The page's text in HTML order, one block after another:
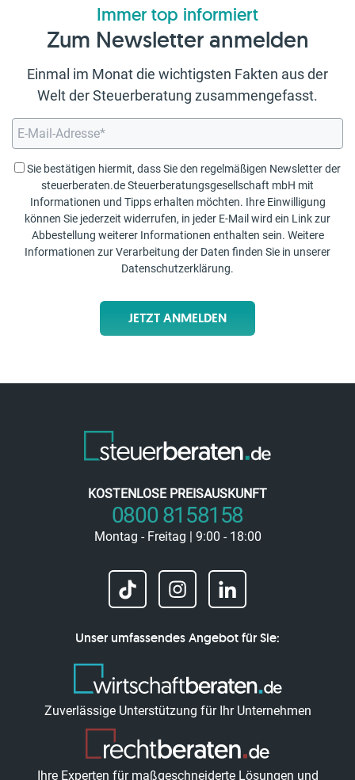
Immer top informiert
Zum Newsletter anmelden
Einmal im Monat die wichtigsten Fakten aus der
Welt der Steuerberatung zusammengefasst.
Sie bestätigen hiermit, dass Sie den regelmäßigen Newsletter der
steuerberaten.de Steuerberatungsgesellschaft mbH mit
Informationen und Tipps erhalten möchten. Ihre Einwilligung
können Sie jederzeit widerrufen, in jeder E-Mail wird ein Link zur
Abbestellung weiterer Informationen enthalten sein. Weitere
Informationen zur Verarbeitung der Daten finden Sie in unserer
Datenschutzerklärung.
JETZT ANMELDEN
KOSTENLOSE PREISAUSKUNFT
0800 8158158
Montag - Freitag | 9:00 - 18:00
Unser umfassendes Angebot für Sie:
Zuverlässige Unterstützung für Ihr Unternehmen
Ihre Experten für maßgeschneiderte Lösungen und